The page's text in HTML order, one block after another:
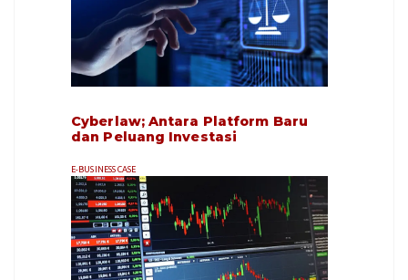
Cyberlaw; Antara Platform Baru
dan Peluang Investasi
E-BUSINESS CASE